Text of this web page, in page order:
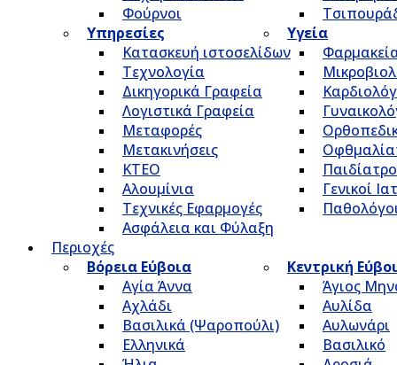
Φούρνοι
Υπηρεσίες
Κατασκευή ιστοσελίδων
Τεχνολογία
Δικηγορικά Γραφεία
Λογιστικά Γραφεία
Μεταφορές
Μετακινήσεις
ΚΤΕΟ
Αλουμίνια
Τεχνικές Εφαρμογές
Ασφάλεια και Φύλαξη
Υγεία
Γενικοί
Περιοχές
Βόρεια Εύβοια
Αγία Άννα
Αχλάδι
Βασιλικά (Ψαροπούλι)
Ελληνικά
Κεντρική
Άγιος
Αυλίδα
Αυλωνάρι
Βασιλικό